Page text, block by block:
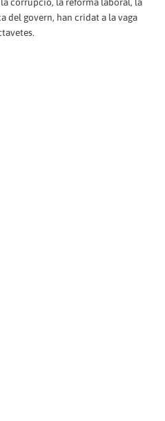
del govern, han cridat a la vaga